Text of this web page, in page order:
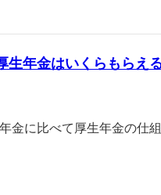
年金はいくらもらえ
金に比べて厚生年金の仕